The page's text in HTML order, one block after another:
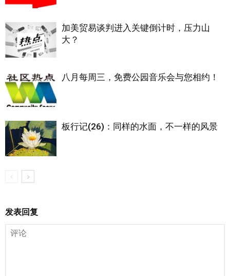
加美贸易谈判进入关键倒计时，压力山
大？
八月每周三，免费公园音乐会与您相约！
板行记(26)：同样的水面，不一样的风景
发表回复